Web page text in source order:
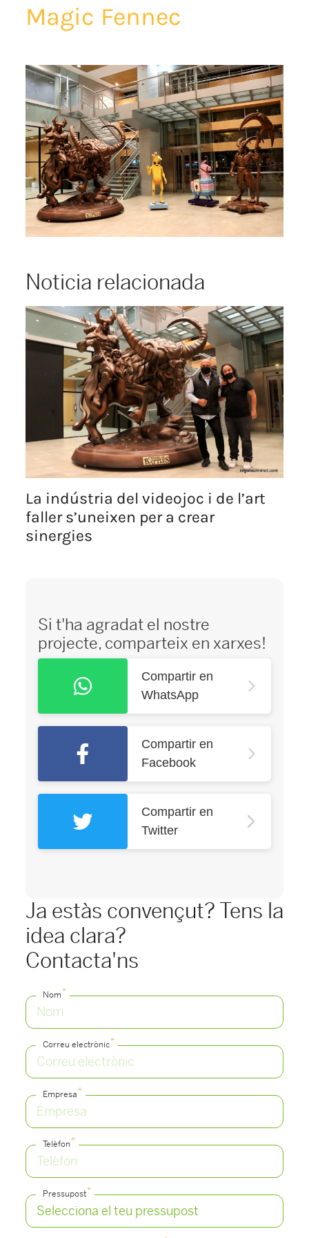
Magic Fennec
Noticia relacionada
La indústria del videojoc i de l’art
faller s’uneixen per a crear
sinergies
Si t'ha agradat el nostre
projecte, comparteix en xarxes!
Compartir en
WhatsApp
Compartir en
Facebook
Compartir en
Twitter
Ja estàs convençut? Tens la
idea clara?
Contacta'ns
Nom*
Correu electrònic*
Empresa*
Telèfon*
Pressupost*